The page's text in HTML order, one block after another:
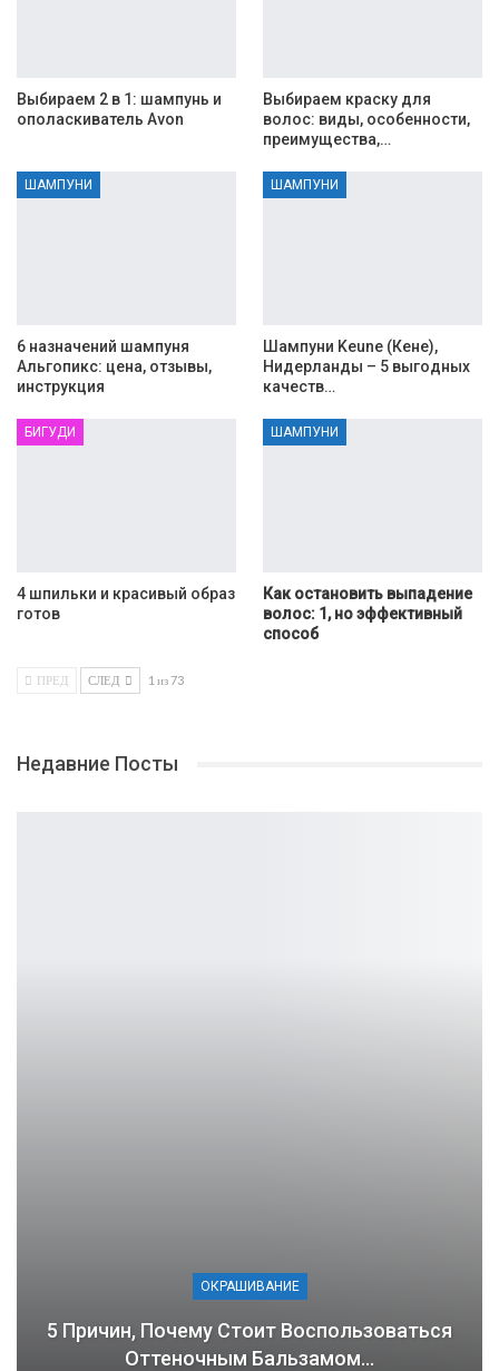
Выбираем 2 в 1: шампунь и
ополаскиватель Avon
Выбираем краску для
волос: виды, особенности,
преимущества,…
ШАМПУНИ
6 назначений шампуня
Альгопикс: цена, отзывы,
инструкция
ШАМПУНИ
Шампуни Keune (Кене),
Нидерланды – 5 выгодных
качеств…
БИГУДИ
4 шпильки и красивый образ
готов
ШАМПУНИ
Как остановить выпадение
волос: 1, но эффективный
способ
ПРЕД СЛЕД 1 из 73
Недавние Посты
ОКРАШИВАНИЕ
5 Причин, Почему Стоит Воспользоваться
Оттеночным Бальзамом…